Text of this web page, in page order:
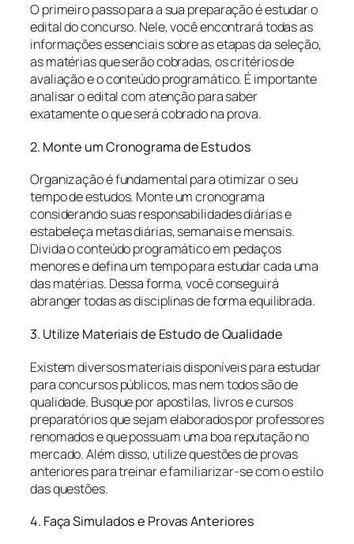
O primeiro passo para a sua preparação é estudar o
edital do concurso. Nele, você encontrará todas as
informações essenciais sobre as etapas da seleção,
as matérias que serão cobradas, os critérios de
avaliação e o conteúdo programático. É importante
analisar o edital com atenção para saber
exatamente o que será cobrado na prova.
2. Monte um Cronograma de Estudos
Organização é fundamental para otimizar o seu
tempo de estudos. Monte um cronograma
considerando suas responsabilidades diárias e
estabeleça metas diárias, semanais e mensais.
Divida o conteúdo programático em pedaços
menores e defina um tempo para estudar cada uma
das matérias. Dessa forma, você conseguirá
abranger todas as disciplinas de forma equilibrada.
3. Utilize Materiais de Estudo de Qualidade
Existem diversos materiais disponíveis para estudar
para concursos públicos, mas nem todos são de
qualidade. Busque por apostilas, livros e cursos
preparatórios que sejam elaborados por professores
renomados e que possuam uma boa reputação no
mercado. Além disso, utilize questões de provas
anteriores para treinar e familiarizar-se com o estilo
das questões.
4. Faça Simulados e Provas Anteriores